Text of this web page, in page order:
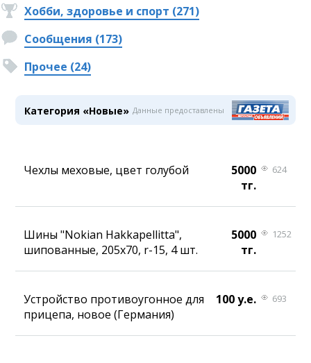
Хобби, здоровье и спорт (271)
Сообщения (173)
Прочее (24)
Категория «Новые» Данные предоставлены
Чехлы меховые, цвет голубой
5000
тг.
624
Шины "Nokian Hakkapellitta",
шипованные, 205х70, r-15, 4 шт.
5000
тг.
1252
Устройство противоугонное для
прицепа, новое (Германия)
100 у.е. 693